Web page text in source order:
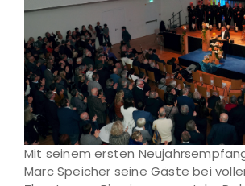
Mit seinem ersten
Marc Speicher seine Gäste bei